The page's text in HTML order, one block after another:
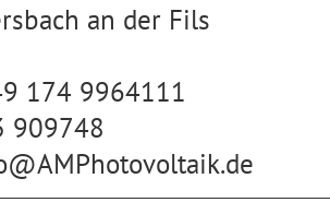
an der Fils
174 9964111
909748